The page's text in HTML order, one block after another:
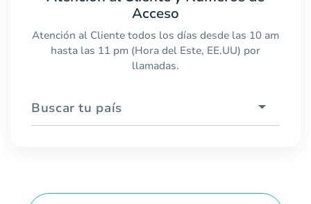
Acceso
Atención al Cliente todos los días desde las 10 am
hasta las 11 pm (Hora del Este, EE.UU) por
llamadas.
Buscar tu país